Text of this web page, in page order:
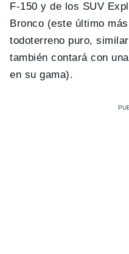
F-150 y de los SUV
Bronco (este último
todoterreno puro,
también contará con
en su gama).